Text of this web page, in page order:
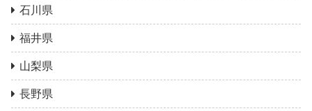
石川県
福井県
山梨県
長野県